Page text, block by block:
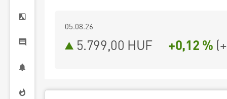
05.08.26
5.799,00 HUF +0,12 % (